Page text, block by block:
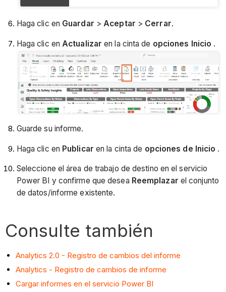
Haga clic en Guardar >Aceptar > Cerrar.
Haga clic en Actualizar en la cinta de opciones Inicio .
Guarde su informe.
Haga clic en Publicar en la cinta de opciones de Inicio .
Seleccione el área de trabajo de destino en el servicio
Power BI y confirme que desea Reemplazar el conjunto
de datos/informe existente.
Consulte también
Analytics 2.0 - Registro de cambios del informe
Analytics - Registro de cambios de informe
Cargar informes en el servicio Power BI